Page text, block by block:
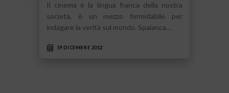
Il cinema è la lingua franca della nostra
società, è un mezzo formidabile per
indagare la verità sul mondo. Spalanca…
19 DICEMBRE 2012